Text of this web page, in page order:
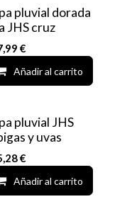
Add to wishlist
pluvial dorada
JHS cruz
€
Añadir al carrito
Add to wishlist
pluvial JHS
y uvas
€
Añadir al carrito